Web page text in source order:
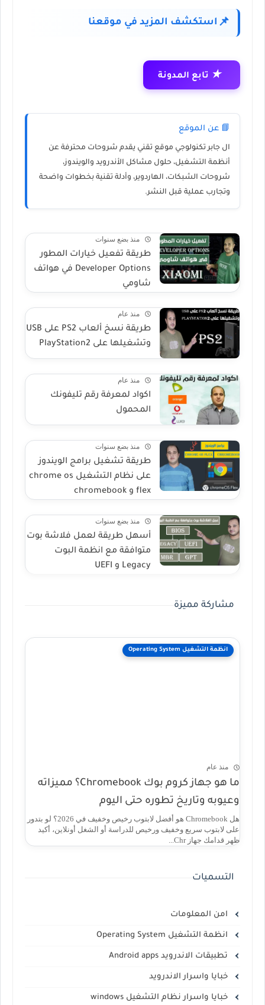
📌 استكشف المزيد في موقعنا
★ تابع المدونة
📘 عن الموقع
ال جابر تكنولوجي موقع تقني يقدم شروحات محترفة عن
أنظمة التشغيل، حلول مشاكل الأندرويد والويندوز،
شروحات الشبكات، الهاردوير، وأدلة تقنية بخطوات واضحة
وتجارب عملية قبل النشر.
منذ بضع سنوات
طريقة تفعيل خيارات المطور
Developer Options في هواتف
شاومي
منذ عام
طريقة نسخ ألعاب PS2 على USB
وتشغيلها على PlayStation2
منذ عام
اكواد لمعرفة رقم تليفونك
المحمول
منذ بضع سنوات
طريقة تشغيل برامج الويندوز
على نظام التشغيل chrome os
flex و chromebook
منذ بضع سنوات
أسهل طريقة لعمل فلاشة بوت
متوافقة مع انظمة البوت
Legacy و UEFI
مشاركة مميزة
انظمة التشغيل Operating System
منذ عام
ما هو جهاز كروم بوك Chromebook؟ مميزاته
وعيوبه وتاريخ تطوره حتى اليوم
هل Chromebook هو أفضل لابتوب رخيص وخفيف في 2026؟ لو بتدور
على لابتوب سريع وخفيف ورخيص للدراسة أو الشغل أونلاين، أكيد
ظهر قدامك جهاز Chr...
التسميات
امن المعلومات
انظمة التشغيل Operating System
تطبيقات الاندرويد Android apps
خبايا واسرار الاندرويد
خبايا واسرار نظام التشغيل windows